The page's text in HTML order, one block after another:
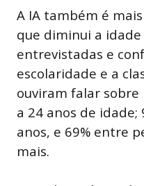
A IA também é
que diminui a idade
entrevistadas e
escolaridade e a
ouviram falar sobre
a 24 anos de idade;
anos, e 69% entre
mais.